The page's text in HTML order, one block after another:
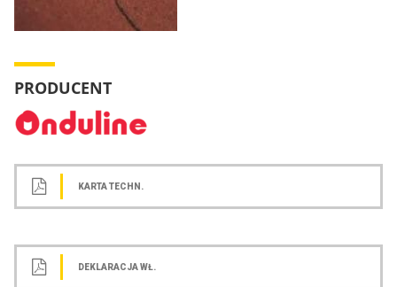
PRODUCENT
KARTA TECHN.
DEKLARACJA WŁ.